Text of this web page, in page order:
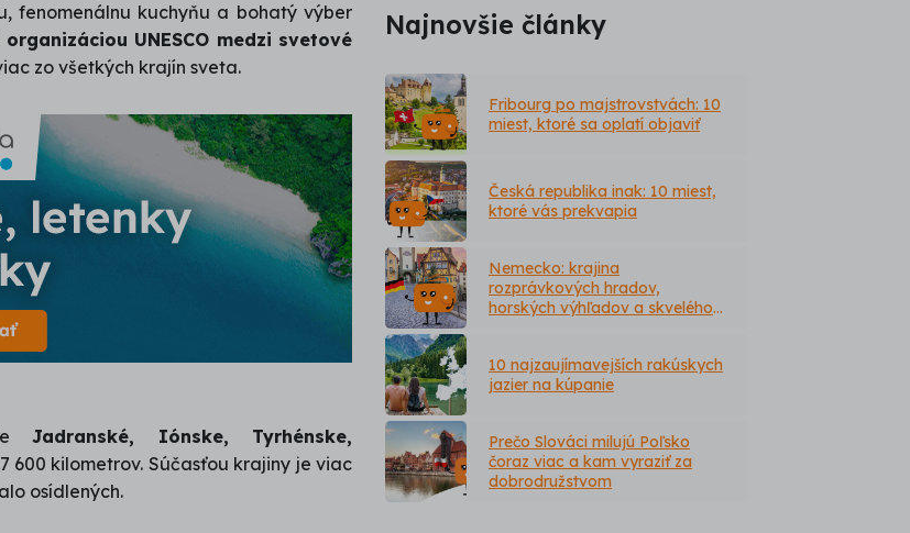
fenomenálnu kuchyňu a bohatý výber
UNESCO medzi svetové
zo všetkých krajín sveta.
Jadranské, Iónske, Tyrhénske,
600 kilometrov. Súčasťou krajiny je viac
osídlených.
Najnovšie články
Fribourg po majstrovstvách: 10
miest, ktoré sa oplatí objaviť
Česká republika inak: 10 miest,
ktoré vás prekvapia
Nemecko: krajina
rozprávkových hradov,
horských výhľadov a skvelého
10 najzaujímavejších rakúskych
jazier na kúpanie
Prečo Slováci milujú Poľsko
čoraz viac a kam vyraziť za
dobrodružstvom